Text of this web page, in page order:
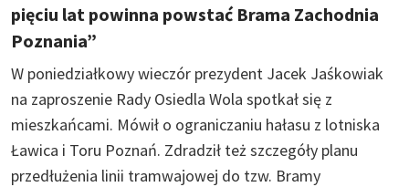
pięciu lat powinna powstać Brama Zachodnia
Poznania”
W poniedziałkowy wieczór prezydent Jacek Jaśkowiak
na zaproszenie Rady Osiedla Wola spotkał się z
mieszkańcami. Mówił o ograniczaniu hałasu z lotniska
Ławica i Toru Poznań. Zdradził też szczegóły planu
przedłużenia linii tramwajowej do tzw. Bramy